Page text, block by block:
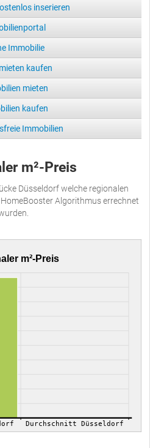
inserieren
Immobilie
kaufen
mieten
kaufen
Immobilien
m²-Preis
Düsseldorf welche regionalen
Algorithmus errechnet
m²-Preis
Durchschnitt Düsseldorf